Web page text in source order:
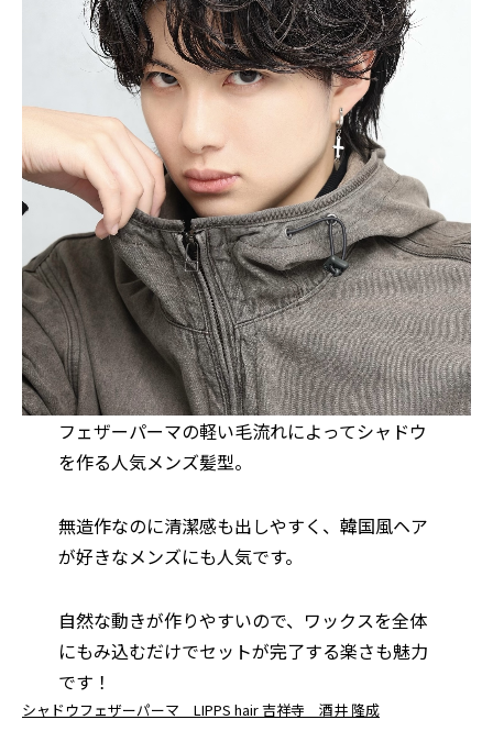
フェザーパーマの軽い毛流れによってシャドウ
を作る人気メンズ髪型。
無造作なのに清潔感も出しやすく、韓国風ヘア
が好きなメンズにも人気です。
自然な動きが作りやすいので、ワックスを全体
にもみ込むだけでセットが完了する楽さも魅力
です！
シャドウフェザーパーマ LIPPS hair 吉祥寺 酒井 隆成